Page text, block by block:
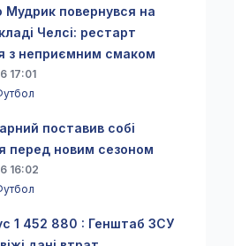
Мудрик повернувся на
Челсі: рестарт
з неприємним смаком
17:01
поставив собі
перед новим сезоном
16:02
1 452 880 : Генштаб ЗСУ